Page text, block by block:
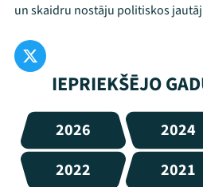
un skaidru nostāju politiskos
IEPRIEKŠĒJO
2026 2024
2022
2021